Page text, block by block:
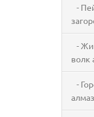
-
-
волк
-